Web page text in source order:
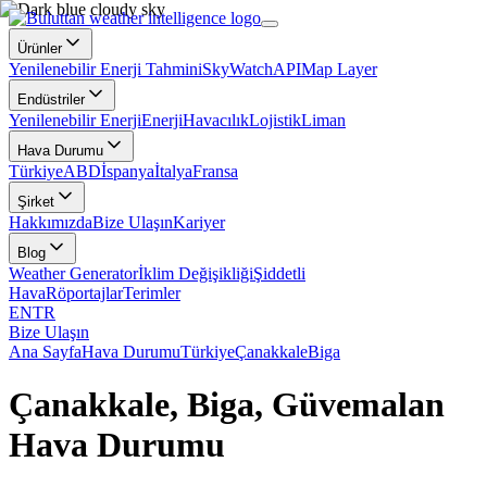
Ürünler
Yenilenebilir Enerji TahminiSkyWatchAPIMap Layer
Endüstriler
Yenilenebilir EnerjiEnerjiHavacılıkLojistikLiman
Hava Durumu
TürkiyeABDİspanyaİtalyaFransa
Şirket
HakkımızdaBize UlaşınKariyer
Blog
Weather Generatorİklim DeğişikliğiŞiddetli
HavaRöportajlarTerimler
ENTR
Bize Ulaşın
Ana SayfaHava DurumuTürkiyeÇanakkaleBiga
Çanakkale, Biga, Güvemalan
Hava Durumu